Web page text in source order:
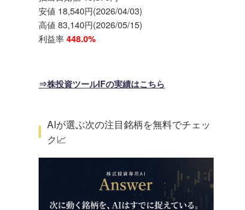
安値 18,540円(2026/04/03)
高値 83,140円(2026/05/15)
利益率 448.0%
⇒株投資ツールIFの実績はこちら
AIが選ぶ次の注目銘柄を無料でチェッ
ク📈